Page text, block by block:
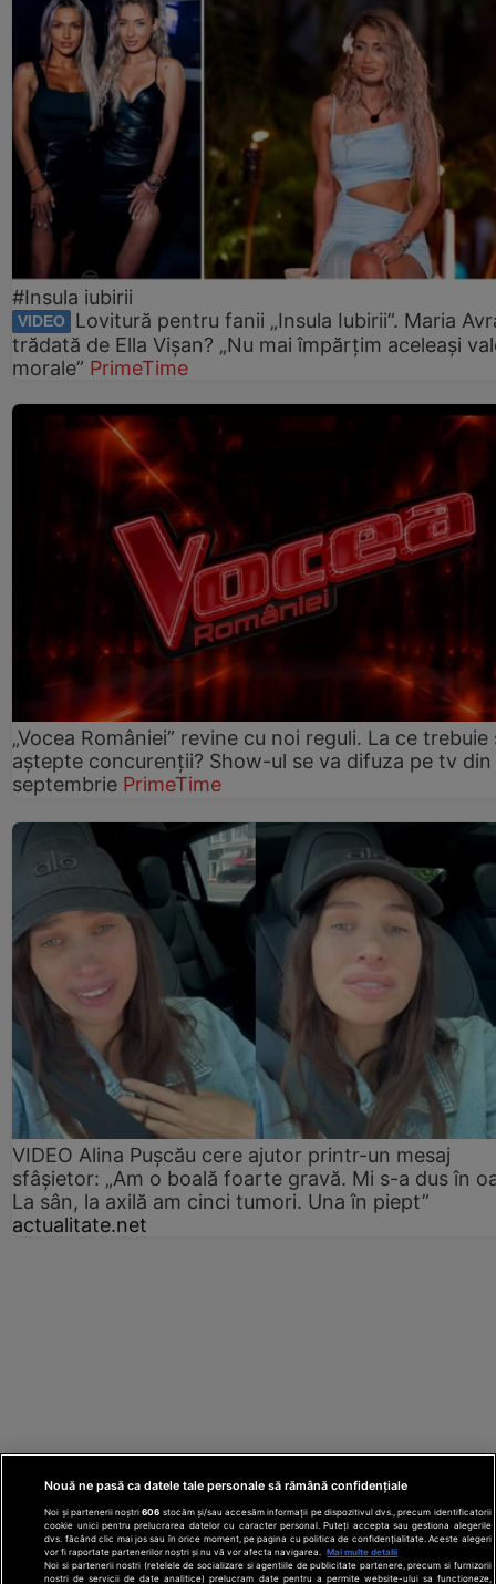
#Insula iubirii
VIDEO
Lovitură pentru fanii „Insula Iubirii”. Maria
trădată de Ella Vișan? „Nu mai împărțim aceleași
morale” PrimeTime
„Vocea României” revine cu noi reguli. La ce trebuie
aștepte concurenții? Show-ul se va difuza pe tv
septembrie PrimeTime
VIDEO Alina Pușcău cere ajutor printr-un mesaj
sfâșietor: „Am o boală foarte gravă. Mi s-a dus în
La sân, la axilă am cinci tumori. Una în piept”
actualitate.net
Nouă ne pasă ca datele tale personale să rămână confidențiale
Noi și partenerii noștri606 stocăm și/sau accesăm informații pe dispozitivul dvs., precum identificatorii
cookie unici pentru prelucrarea datelor cu caracter personal. Puteți accepta sau gestiona alegerile
dvs. făcând clic mai jos sau în orice moment, pe pagina cu politica de confidențialitate. Aceste alegeri
vor fi raportate partenerilor noștri și nu vă vor afecta navigarea.
Mai multe detalii
Noi si partenerii nostri (retelele de socializare si agentiile de publicitate partenere, precum si furnizorii
nostri de servicii de date analitice) prelucram date pentru a permite website-ului sa functioneze,